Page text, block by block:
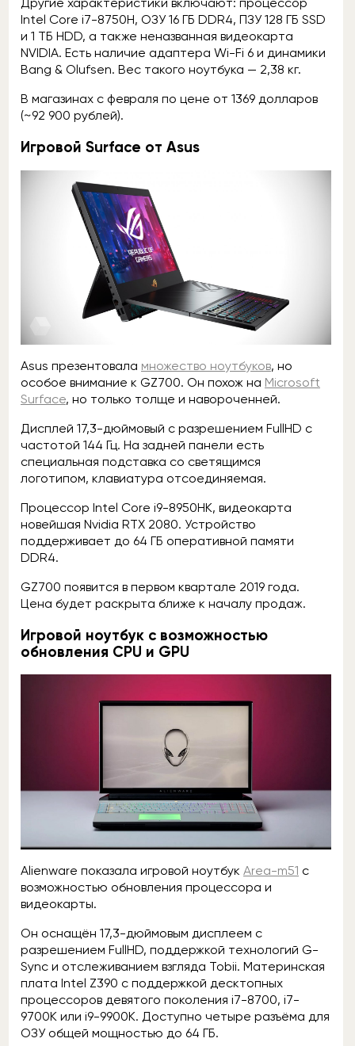
Intel Core i7-8750H, ОЗУ 16 ГБ DDR4, ПЗУ 128 ГБ SSD
и 1 ТБ HDD, а также неназванная видеокарта
NVIDIA. Есть наличие адаптера Wi-Fi 6 и динамики
Bang & Olufsen. Вес такого ноутбука — 2,38 кг.
В магазинах с февраля по цене от 1369 долларов
(~92 900 рублей).
Игровой Surface от Asus
Asus презентовала множество ноутбуков, но
особое внимание к GZ700. Он похож на Microsoft
Surface, но только толще и навороченней.
Дисплей 17,3-дюймовый с разрешением FullHD с
частотой 144 Гц. На задней панели есть
специальная подставка со светящимся
логотипом, клавиатура отсоединяемая.
Процессор Intel Core i9-8950HK, видеокарта
новейшая Nvidia RTX 2080. Устройство
поддерживает до 64 ГБ оперативной памяти
DDR4.
GZ700 появится в первом квартале 2019 года.
Цена будет раскрыта ближе к началу продаж.
Игровой ноутбук с возможностью
обновления CPU и GPU
Alienware показала игровой ноутбук Area-m51 с
возможностью обновления процессора и
видеокарты.
Он оснащён 17,3-дюймовым дисплеем с
разрешением FullHD, поддержкой технологий G-
Sync и отслеживанием взгляда Tobii. Материнская
плата Intel Z390 с поддержкой десктопных
процессоров девятого поколения i7-8700, i7-
9700K или i9-9900K. Доступно четыре разъёма для
ОЗУ общей мощностью до 64 ГБ.